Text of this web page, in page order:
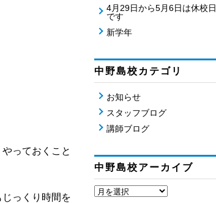
っておくこと
っくり時間を
4月29日から5月6日は休校日
です
新学年
中野島校カテゴリ
お知らせ
スタッフブログ
講師ブログ
中野島校アーカイブ